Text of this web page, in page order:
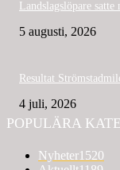
Landslagslöpare
5 augusti, 2026
Resultat
4 juli, 2026
POPULÄRA
Nyheter1520